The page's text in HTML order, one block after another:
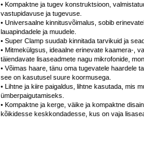
• Kompaktne ja tugev konstruktsioon,
vastupidavuse ja tugevuse.
• Universaalne kinnitusvõimalus, sobib
lauapindadele ja muudele.
• Super Clamp suudab kinnitada tarvikuid ja
• Mitmekülgsus, ideaalne erinevate kaamera-,
täiendavate lisaseadmete nagu mikrofonide,
• Võimas haare, tänu oma tugevatele haardele
see on kasutusel suure koormusega.
• Lihtne ja kiire paigaldus, lihtne kasutada, mis
ümberpaigutamiseks.
• Kompaktne ja kerge, väike ja kompaktne
kõikidesse keskkondadesse, kus on vaja